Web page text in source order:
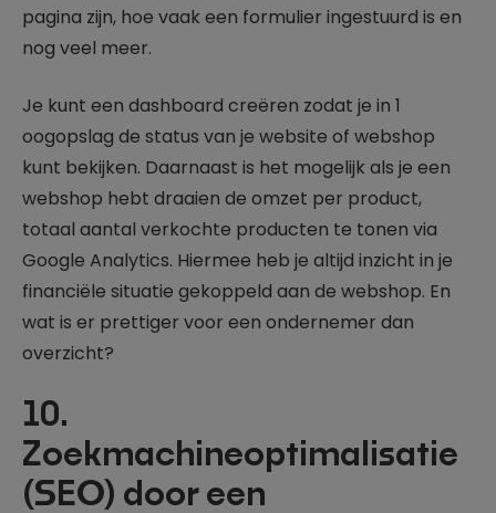
pagina zijn, hoe vaak een formulier ingestuurd is en
nog veel meer.
Je kunt een dashboard creëren zodat je in 1
oogopslag de status van je website of webshop
kunt bekijken. Daarnaast is het mogelijk als je een
webshop hebt draaien de omzet per product,
totaal aantal verkochte producten te tonen via
Google Analytics. Hiermee heb je altijd inzicht in je
financiële situatie gekoppeld aan de webshop. En
wat is er prettiger voor een ondernemer dan
overzicht?
10.
Zoekmachineoptimalisatie
(SEO) door een